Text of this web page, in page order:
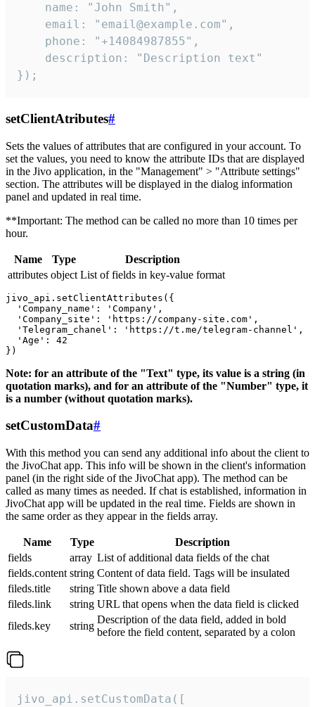
    name: "John Smith",
    email: "email@example.com",
    phone: "+14084987855",
    description: "Description text"
});
setClientAtributes#
Sets the values ​​of attributes that are configured in your account. To
set the values, you need to know the attribute IDs that are displayed
in the Jivo application, in the "Management" > "Attribute settings"
section. The attributes will be displayed in the dialog information
panel and updated in real time.
**Important: The method can be called no more than 10 times per
hour.
Name Type
Description
attributes object List of fields in key-value format
jivo_api.setClientAttributes({
  'Company_name': 'Company',
  'Company_site': 'https://company-site.com',
  'Telegram_chanel': 'https://t.me/telegram-channel',
  'Age': 42
Note: for an attribute of the "Text" type, its value is a string (in
quotation marks), and for an attribute of the "Number" type, it
is a number (without quotation marks).
setCustomData#
With this method you can send any additional info about the client to
the JivoChat app. This info will be shown in the client's information
panel (in the right side of the JivoChat app). The method can be
called as many times as needed. If chat is established, information in
JivoChat app will be updated in the real time. Fields are shown in
the same order as they appear in the fields array.
Name Type
Description
fields
array List of additional data fields of the chat
fields.content string Content of data field. Tags will be insulated
fileds.title
string Title shown above a data field
fileds.link
string URL that opens when the data field is clicked
fileds.key
string
Description of the data field, added in bold
before the field content, separated by a colon
jivo_api.setCustomData([